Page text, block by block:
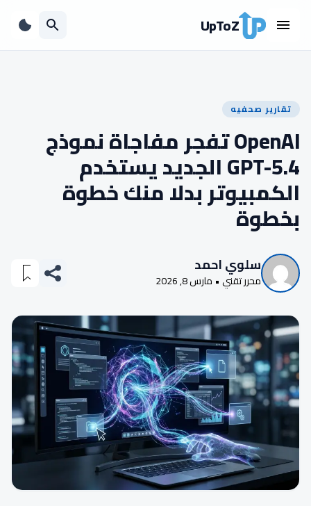
UpToZ
تقارير صحفيه
OpenAI تفجر مفاجاة نموذج
GPT-5.4 الجديد يستخدم
الكمبيوتر بدلا منك خطوة
بخطوة
سلوي احمد
محرر تقني • مارس 8, 2026